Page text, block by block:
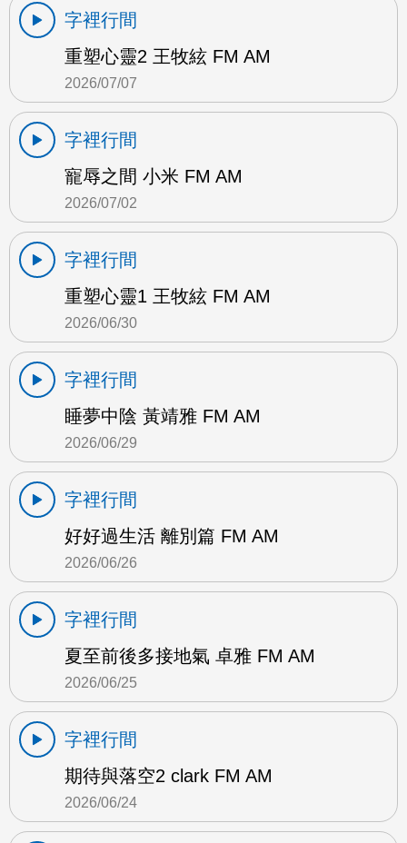
字裡行間
重塑心靈2 王牧絃 FM AM
2026/07/07
字裡行間
寵辱之間 小米 FM AM
2026/07/02
字裡行間
重塑心靈1 王牧絃 FM AM
2026/06/30
字裡行間
睡夢中陰 黃靖雅 FM AM
2026/06/29
字裡行間
好好過生活 離別篇 FM AM
2026/06/26
字裡行間
夏至前後多接地氣 卓雅 FM AM
2026/06/25
字裡行間
期待與落空2 clark FM AM
2026/06/24